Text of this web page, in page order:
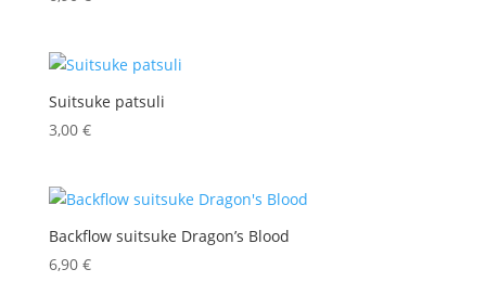
Suitsuke patsuli
3,00 €
Backflow suitsuke Dragon’s Blood
6,90 €